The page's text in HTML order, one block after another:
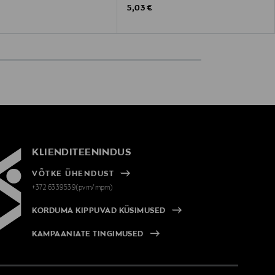
Original Price
5,03 €
KLIENDITEENINDUS
VÕTKE ÜHENDUST
+372 6339539(pvm/mpm)
KORDUMA KIPPUVAD KÜSIMUSED
KAMPAANIATE TINGIMUSED